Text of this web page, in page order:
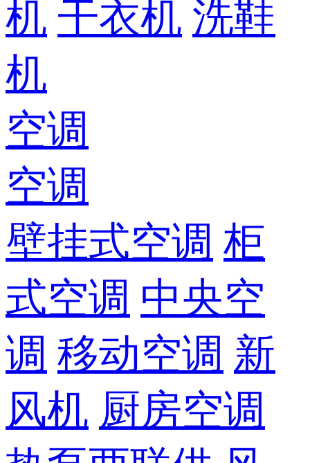
机 干衣机 洗鞋
机
空调
空调
壁挂式空调 柜
式空调 中央空
调 移动空调 新
风机 厨房空调